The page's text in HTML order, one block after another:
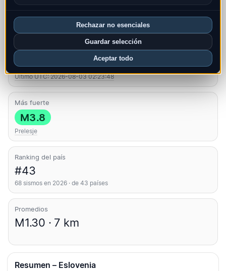
Rechazar no esenciales
Guardar selección
Aceptar todo
Resumen Mapa Recientes Gráficos Regiones principales
FAQ
Sismos este mes
2
Último UTC: 2026-08-03 02:23:48
Más fuerte
M3.8
Prelesje
Ranking del país
#43
68 sismos en 2026 · de 43 países
Promedios
M1.30 · 7 km
Resumen – Eslovenia